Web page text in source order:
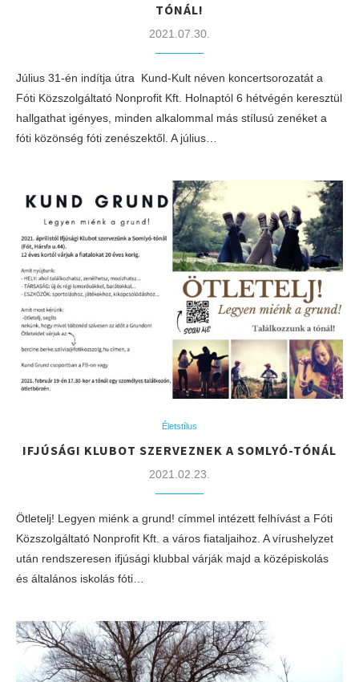
TÓNÁL!
2021.07.30.
Július 31-én indítja útra Kund-Kult néven koncertsorozatát a
Fóti Közszolgáltató Nonprofit Kft. Holnaptól 6 hétvégén keresztül
hallgathat igényes, minden alkalommal más stílusú zenéket a
fóti közönség fóti zenészektől. A július…
Életstílus
IFJÚSÁGI KLUBOT SZERVEZNEK A SOMLYÓ-TÓNÁL
2021.02.23.
Ötletelj! Legyen miénk a grund! címmel intézett felhívást a Fóti
Közszolgáltató Nonprofit Kft. a város fiataljaihoz. A vírushelyzet
után rendszeresen ifjúsági klubbal várják majd a középiskolás
és általános iskolás fóti…